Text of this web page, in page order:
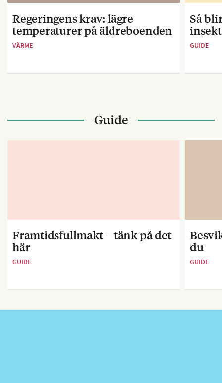
Regeringens krav: lägre
temperaturer på äldreboenden
VÄRME
Så
GUIDE
Guide
Framtidsfullmakt – tänk på det
här
GUIDE
du
GUIDE